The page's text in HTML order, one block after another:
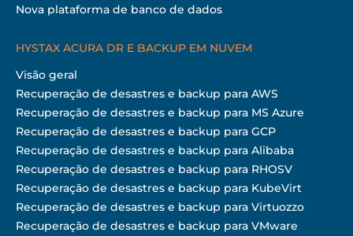
Nova plataforma de banco de dados
HYSTAX ACURA DR E BACKUP EM NUVEM
Visão geral
Recuperação de desastres e backup para AWS
Recuperação de desastres e backup para MS Azure
Recuperação de desastres e backup para GCP
Recuperação de desastres e backup para Alibaba
Recuperação de desastres e backup para RHOSV
Recuperação de desastres e backup para KubeVirt
Recuperação de desastres e backup para Virtuozzo
Recuperação de desastres e backup para VMware